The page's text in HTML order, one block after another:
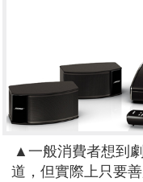
▲一般消費者想到
道，但實際上只要